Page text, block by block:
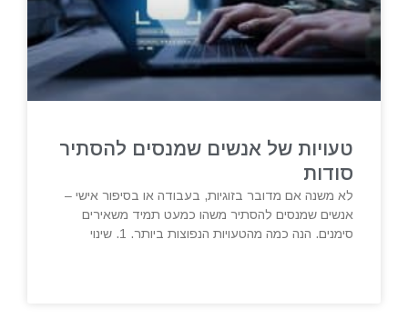
טעויות של אנשים שמנסים להסתיר
סודות
לא משנה אם מדובר בזוגיות, בעבודה או בסיפור אישי –
אנשים שמנסים להסתיר משהו כמעט תמיד משאירים
סימנים. הנה כמה מהטעויות הנפוצות ביותר. 1. שינוי